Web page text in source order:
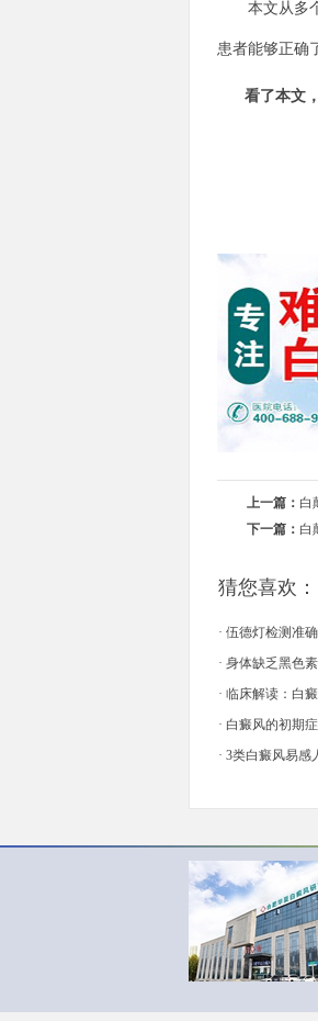
本文从多个
患者能够正确
看了本文
上一篇： 白
下一篇： 白
猜您喜欢：
· 伍德灯检测准
· 身体缺乏黑色
· 临床解读：白
· 白癜风的初期
· 3类白癜风易感